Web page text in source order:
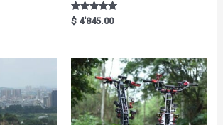
Rated
5.00
$ 4'845.00